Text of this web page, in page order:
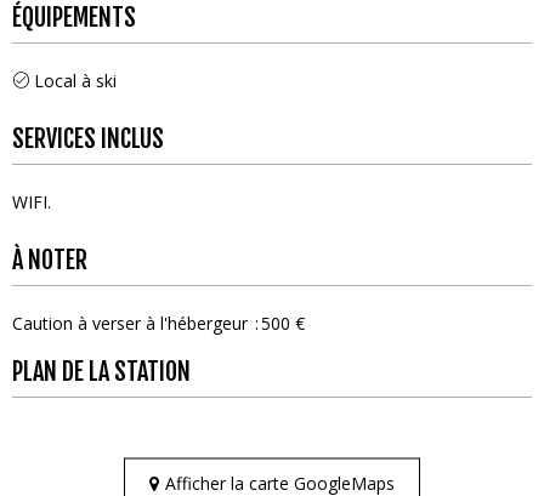
ÉQUIPEMENTS
Local à ski
SERVICES INCLUS
WIFI
À NOTER
Caution à verser à l'hébergeur 500 €
PLAN DE LA STATION
Afficher la carte GoogleMaps